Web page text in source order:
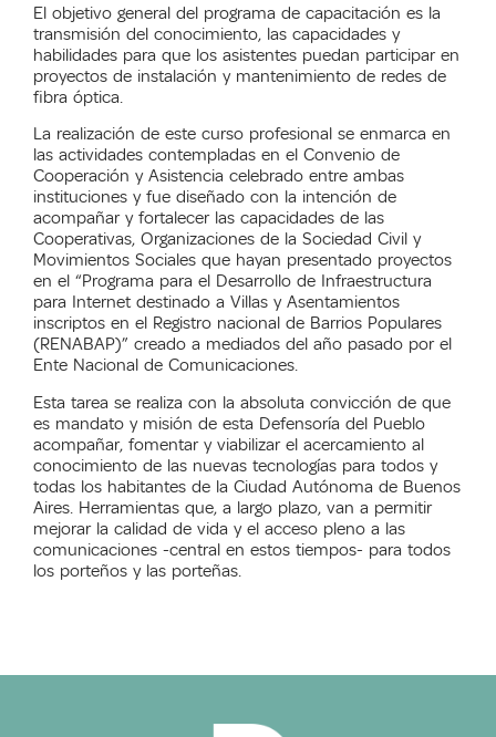
El objetivo general del programa de capacitación es la
transmisión del conocimiento, las capacidades y
habilidades para que los asistentes puedan participar en
proyectos de instalación y mantenimiento de redes de
fibra óptica.
La realización de este curso profesional se enmarca en
las actividades contempladas en el Convenio de
Cooperación y Asistencia celebrado entre ambas
instituciones y fue diseñado con la intención de
acompañar y fortalecer las capacidades de las
Cooperativas, Organizaciones de la Sociedad Civil y
Movimientos Sociales que hayan presentado proyectos
en el “Programa para el Desarrollo de Infraestructura
para Internet destinado a Villas y Asentamientos
inscriptos en el Registro nacional de Barrios Populares
(RENABAP)” creado a mediados del año pasado por el
Ente Nacional de Comunicaciones.
Esta tarea se realiza con la absoluta convicción de que
es mandato y misión de esta Defensoría del Pueblo
acompañar, fomentar y viabilizar el acercamiento al
conocimiento de las nuevas tecnologías para todos y
todas los habitantes de la Ciudad Autónoma de Buenos
Aires. Herramientas que, a largo plazo, van a permitir
mejorar la calidad de vida y el acceso pleno a las
comunicaciones -central en estos tiempos- para todos
los porteños y las porteñas.